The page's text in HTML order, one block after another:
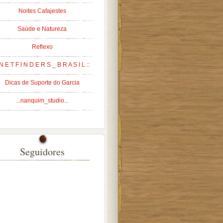
Noites Cafajestes
Saúde e Natureza
Reflexo
E T F I N D E R S _ B R A S I L ::
Dicas de Suporte do Garcia
...nanquim_studio...
Seguidores